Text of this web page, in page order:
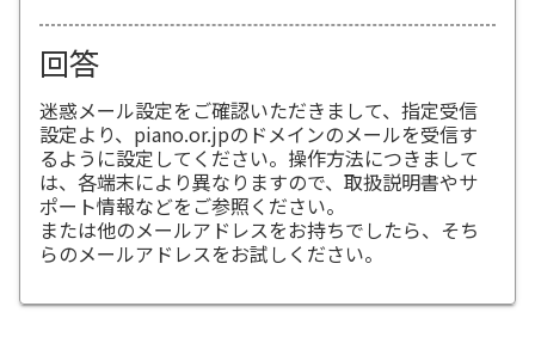
回答
迷惑メール設定をご確認いただきまして、指定受信
設定より、piano.or.jpのドメインのメールを受信す
るように設定してください。操作方法につきまして
は、各端末により異なりますので、取扱説明書やサ
ポート情報などをご参照ください。
または他のメールアドレスをお持ちでしたら、そち
らのメールアドレスをお試しください。